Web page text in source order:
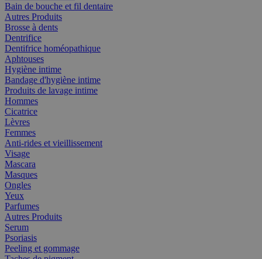
Bain de bouche et fil dentaire
Autres Produits
Brosse à dents
Dentrifice
Dentifrice homéopathique
Aphtouses
Hygiène intime
Bandage d'hygiène intime
Produits de lavage intime
Hommes
Cicatrice
Lèvres
Femmes
Anti-rides et vieillissement
Visage
Mascara
Masques
Ongles
Yeux
Parfumes
Autres Produits
Serum
Psoriasis
Peeling et gommage